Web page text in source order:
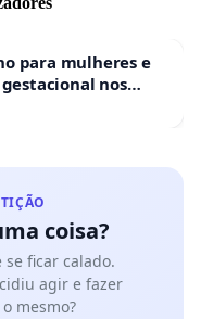
para mulheres e
nos
coisa?
ficar calado.
agir e fazer
mesmo?